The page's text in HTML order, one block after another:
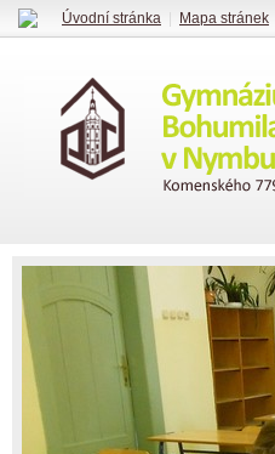
Úvodní stránka Mapa stránek